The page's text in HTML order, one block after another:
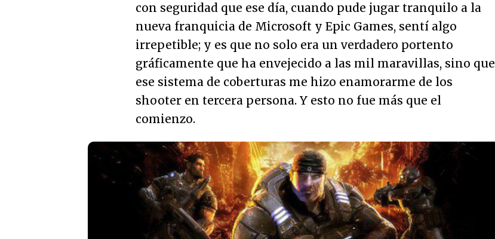
con seguridad que ese día, cuando pude jugar tranquilo a la
nueva franquicia de Microsoft y Epic Games, sentí algo
irrepetible; y es que no solo era un verdadero portento
gráficamente que ha envejecido a las mil maravillas, sino que
ese sistema de coberturas me hizo enamorarme de los
shooter en tercera persona. Y esto no fue más que el
comienzo.